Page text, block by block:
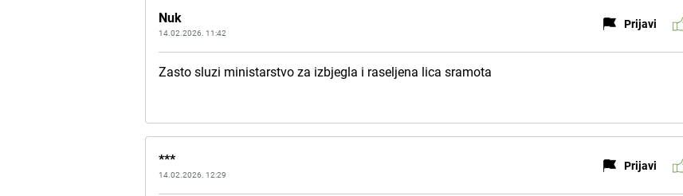
Nuk
14.02.2026. 11:42
Prijavi
Zasto sluzi ministarstvo za izbjegla i raseljena lica sramota
***
14.02.2026. 12:29
Prijavi